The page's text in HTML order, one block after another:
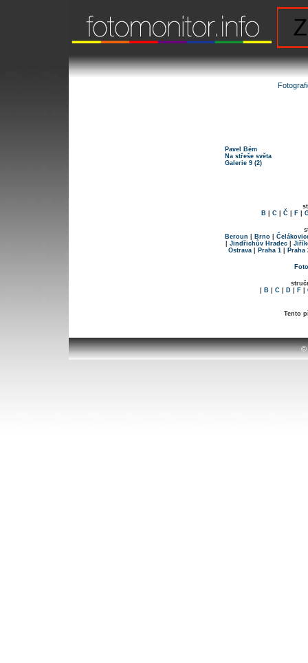
Pavel Bém
Na střeše světa
Galerie 9 (2)
B
C Č F|
Beroun
Brno
Jindřichův Hradec
Ostrava
Praha 1 Praha
B C D| F|
Tento
©